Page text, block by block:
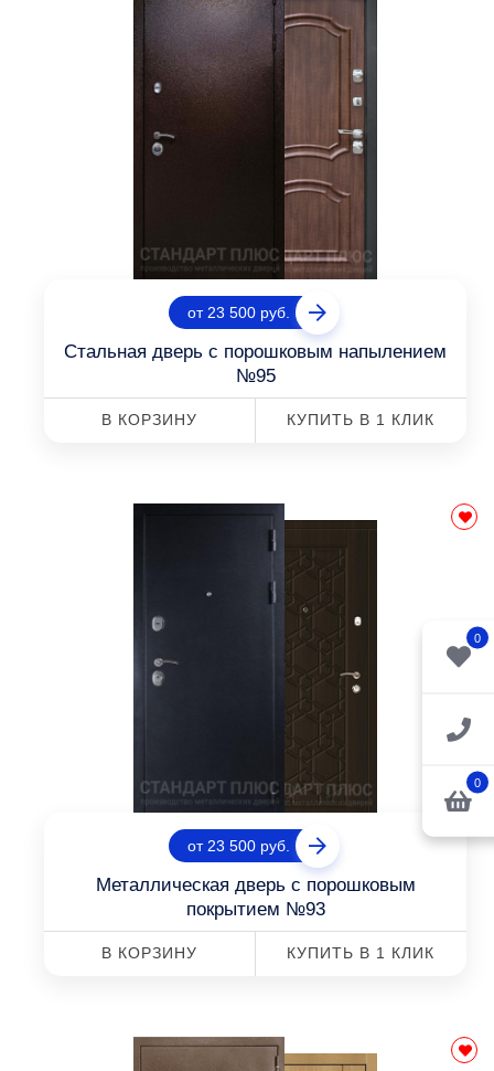
0
0
от 23 500 руб.
Стальная дверь с порошковым напылением
№95
В КОРЗИНУ КУПИТЬ В 1 КЛИК
от 23 500 руб.
Металлическая дверь с порошковым
покрытием №93
В КОРЗИНУ КУПИТЬ В 1 КЛИК